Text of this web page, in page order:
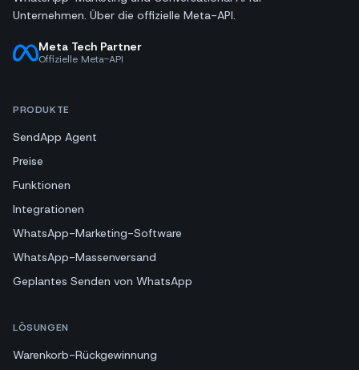
Unternehmen. Über die offizielle Meta-API.
Meta Tech Partner
Offizielle Meta-API
PRODUKTE
SendApp Agent
Preise
Funktionen
Integrationen
WhatsApp-Marketing-Software
WhatsApp-Massenversand
Geplantes Senden von WhatsApp
LÖSUNGEN
Warenkorb-Rückgewinnung